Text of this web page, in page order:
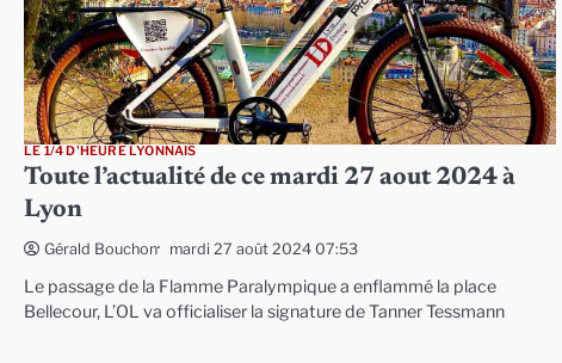
LE 1/4 D'HEURE LYONNAIS
Toute l’actualité de ce mardi 27 aout 2024 à
Lyon
Gérald Bouchon mardi 27 août 2024 07:53
Le passage de la Flamme Paralympique a enflammé la place
Bellecour, L’OL va officialiser la signature de Tanner Tessmann